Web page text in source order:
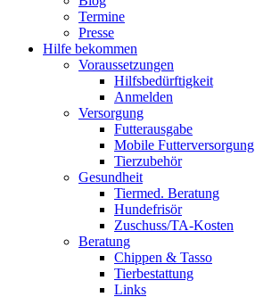
Termine
Presse
Hilfe bekommen
Voraussetzungen
Hilfsbedürftigkeit
Anmelden
Versorgung
Futterausgabe
Mobile Futterversorgung
Tierzubehör
Gesundheit
Tiermed. Beratung
Hundefrisör
Zuschuss/TA-Kosten
Beratung
Chippen & Tasso
Tierbestattung
Links